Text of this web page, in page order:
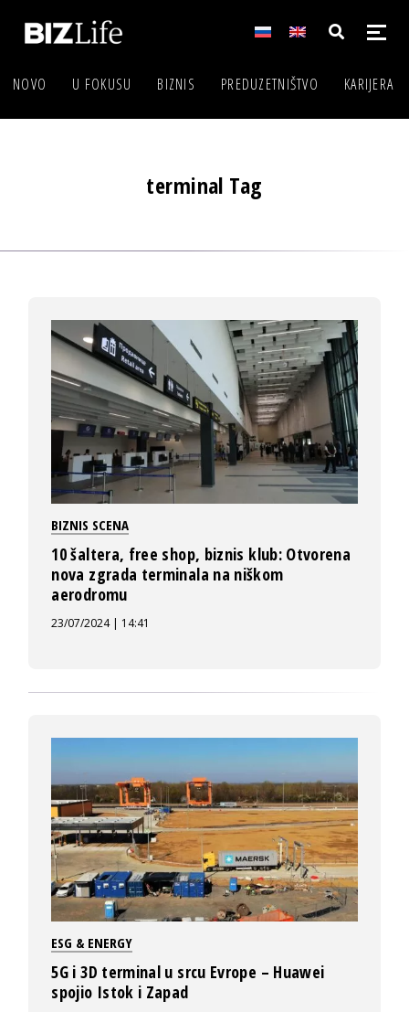
NOVO U FOKUSU BIZNIS PREDUZETNIŠTVO KARIJERA
terminal Tag
BIZNIS SCENA
10 šaltera, free shop, biznis klub: Otvorena
nova zgrada terminala na niškom
aerodromu
23/07/2024 | 14:41
ESG & ENERGY
5G i 3D terminal u srcu Evrope – Huawei
spojio Istok i Zapad